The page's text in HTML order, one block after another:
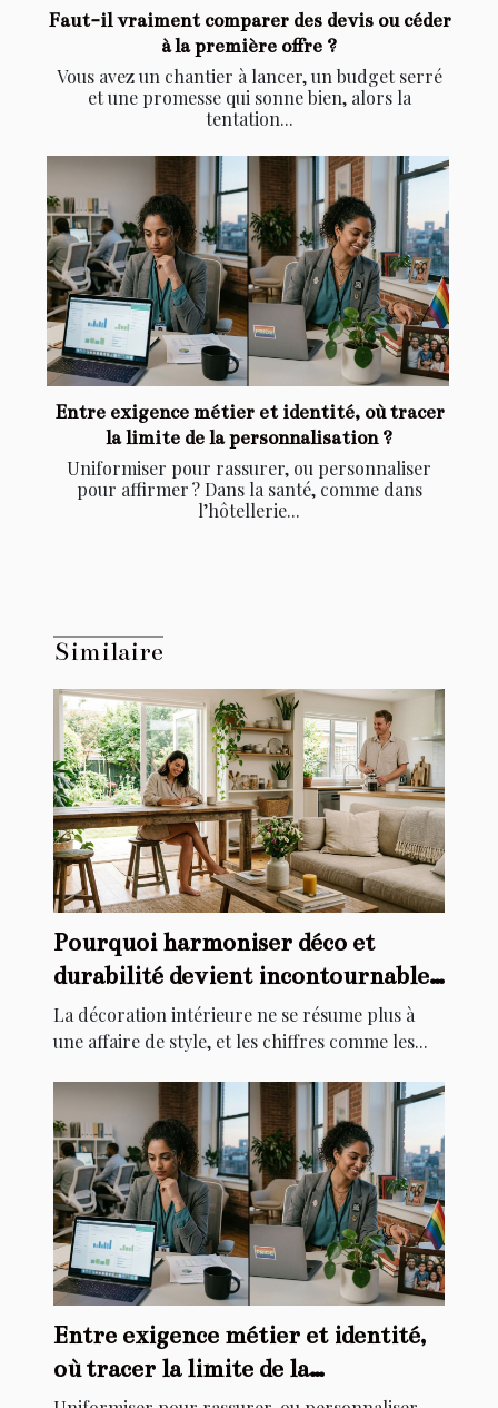
Faut-il vraiment comparer des devis ou céder
à la première offre ?
Vous avez un chantier à lancer, un budget serré
et une promesse qui sonne bien, alors la
tentation...
Entre exigence métier et identité, où tracer
la limite de la personnalisation ?
Uniformiser pour rassurer, ou personnaliser
pour affirmer ? Dans la santé, comme dans
l’hôtellerie...
Similaire
Pourquoi harmoniser déco et
durabilité devient incontournable
chez soi
La décoration intérieure ne se résume plus à
une affaire de style, et les chiffres comme les...
Entre exigence métier et identité,
où tracer la limite de la